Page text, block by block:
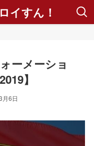
イすん！
ーメーショ
】
月6日